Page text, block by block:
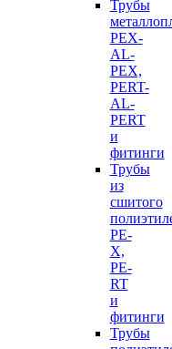
Трубы
PEX-
AL-
PEX,
PERT-
AL-
PERT
и
фитинги
Трубы
из
сшитого
PE-
X,
PE-
RT
и
фитинги
Трубы